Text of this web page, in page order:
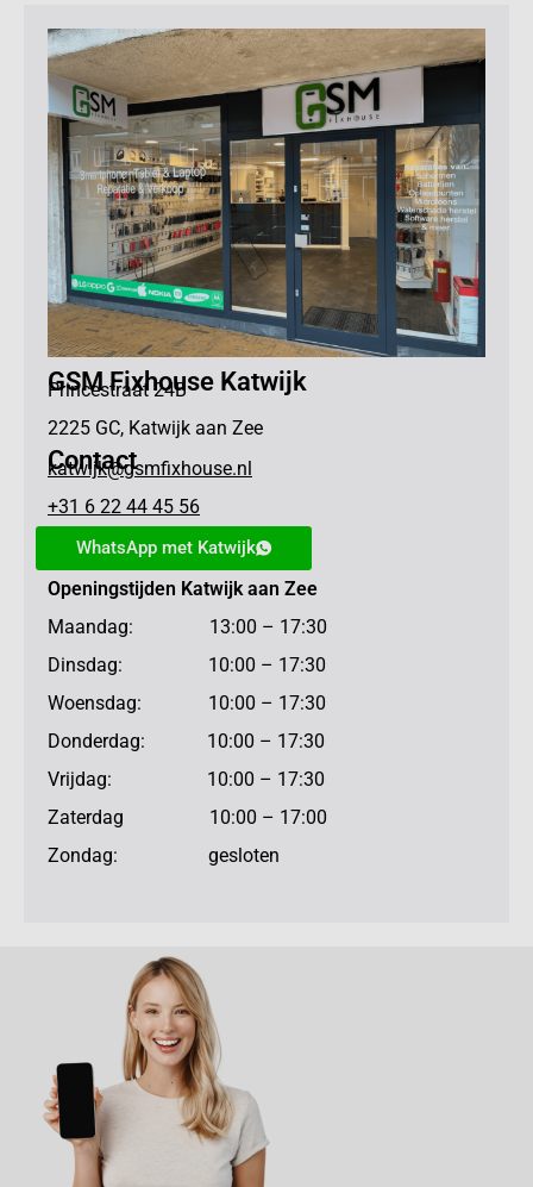
GSM Fixhouse Katwijk
Princestraat 24B
2225 GC, Katwijk aan Zee
Contact
katwijk@gsmfixhouse.nl
+31 6 22 44 45 56
WhatsApp met Katwijk
Openingstijden Katwijk aan Zee
Maandag: 13:00 – 17:30
Dinsdag: 10:00 – 17:30
Woensdag: 10:00 – 17:30
Donderdag: 10:00 – 17:30
Vrijdag: 10:00 – 17:30
Zaterdag 10:00 – 17:00
Zondag: gesloten